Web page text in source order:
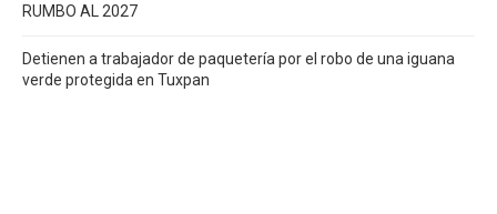
RUMBO AL 2027
Detienen a trabajador de paquetería por el robo de una iguana
verde protegida en Tuxpan